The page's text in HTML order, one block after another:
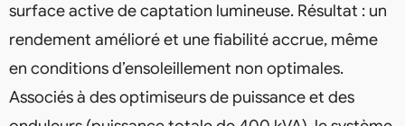
surface active de captation lumineuse. Résultat : un
rendement amélioré et une fiabilité accrue, même
en conditions d’ensoleillement non optimales.
Associés à des optimiseurs de puissance et des